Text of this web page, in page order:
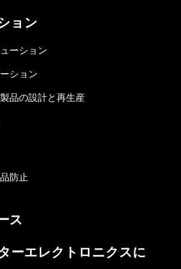
ョン
ーション
ション
品の設計と再生産
防止
ス
ーエレクトロニクスに